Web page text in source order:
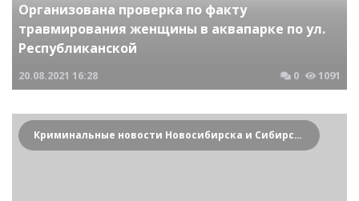
Организована проверка по факту
травмирования женщины в аквапарке по ул.
Республиканской
20.08.2021 16:28 0 1091
Криминальные новости Новосибирска и Сибирского региона